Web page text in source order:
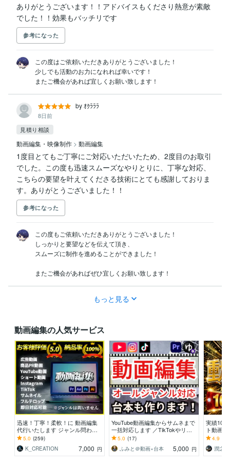
ありがとうございます！！アドバイスもくださり熱意が素敵
でした！！効果もバッチリです
参考になった
この度はご依頼いただきありがとうございました！
少しでも活動のお力になれれば幸いです！
またご機会があれば宜しくお願い致します！
by ｵｸﾗﾗﾗ
8日前
見積り相談
動画編集・映像制作 > 動画編集
1度目とてもご丁寧にご対応いただいたため、2度目のお取引
でした。この度も迅速スムーズなやりとりに、丁寧な対応、
こちらの要望を叶えてくださる技術にとても感謝しておりま
す。ありがとうございました！！
参考になった
この度もご依頼いただきありがとうございました！
しっかりと要望などを伝えて頂き、
スムーズに制作を進めることができました！
またご機会があればぜひ宜しくお願い致します！
もっと見る
動画編集の人気サービス
迅速！丁寧！柔軟！に 動画編集
代行いたします ジャンル問わ
ず、そのイメージを完全動画化！
5.0 (259)
K_CREATION
7,000 円
YouTube動画編集からサムネまで
一括対応します ／TikTokやリー
ルも対応！企画から編集まで徹底
サポート！
5.0 (17)
ふみと＠動画×台本
5,000 円
実績
ト動画
rts・
4.9
潤之介